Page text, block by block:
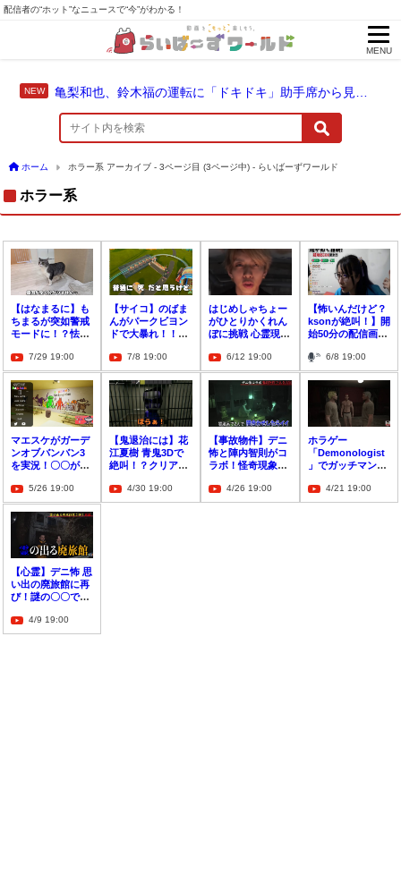
配信者の“ホット”なニュースで“今”がわかる！
MENU
ホーム ホラー系 アーカイブ - 3ページ目 (3ページ中) - らいばーずワールド
ホラー系
【はなまるに】も
ちまるが突如警戒
モードに！？怯え
ンチ】7/29 19:00
【サイコ】のばま
んがパークビヨン
ドで大暴れ！！客
す！？7/8 19:00
はじめしゃちょー
がひとりかくれん
ぼに挑戦 心霊現象
6/12 19:00
【怖いんだけど？
ksonが絶叫！】開
始50分の配信画面
6/8 19:00
マエスケがガーデ
ンオブバンバン3
を実況！〇〇が得
題に！5/26 19:00
【鬼退治には】花
江夏樹 青鬼3Dで
絶叫！？クリアな
る】4/30 19:00
【事故物件】デニ
怖と陣内智則がコ
ラボ！怪奇現象の
【心霊】4/26 19:00
ホラゲー
「Demonologist
」でガッチマンも
4/21 19:00
【心霊】デニ怖 思
い出の廃旅館に再
び！謎の〇〇で恐
編】4/9 19:00